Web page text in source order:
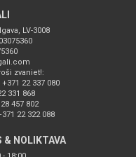
LV-3008
zvaniet!:
22 337 080
331 868
457 802
22 322 088
& NOLIKTAVA